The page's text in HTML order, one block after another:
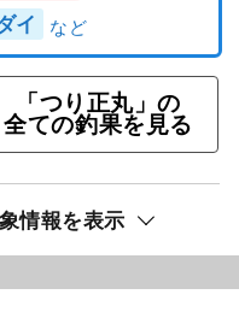
イ
「つり正丸」の
全ての釣果を見る
情報を表示